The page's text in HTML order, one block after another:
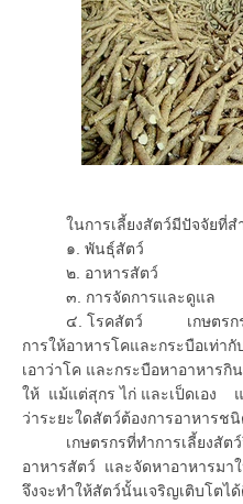
ในการเลี้ยงสัตว์มีปัจจัยที่สำ
๑. พันธุ์สัตว์
๒. อาหารสัตว์
๓. การจัดการและดูแล
๔. โรคสัตว์ เกษตรกรจำ
การให้อาหารโคและกระบือเท่า
เอาว่าโค และกระบือหาอาหารกิ
ให้ แม้แต่สุกร ไก่ และเป็ดเอง แ
ว่าระยะใดสัตว์ต้องการอาหารช
เกษตรกรที่ทำการเลี้ยงสัตว์จึ
อาหารสัตว์ และจัดหาอาหารมา
จึงจะทำให้สัตว์นั้นเจริญเติบโต